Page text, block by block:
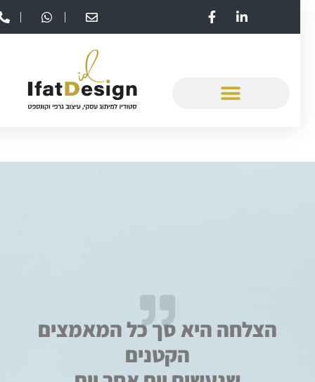
הצלחה היא סך כל המאמצים
הקטנים